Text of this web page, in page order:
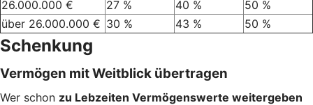
26.000.000 €
27 % 40 %
50 %
über 26.000.000 € 30 % 43 % 50 %
Schenkung
Vermögen mit Weitblick übertragen
Wer schon zu Lebzeiten Vermögenswerte weitergeben